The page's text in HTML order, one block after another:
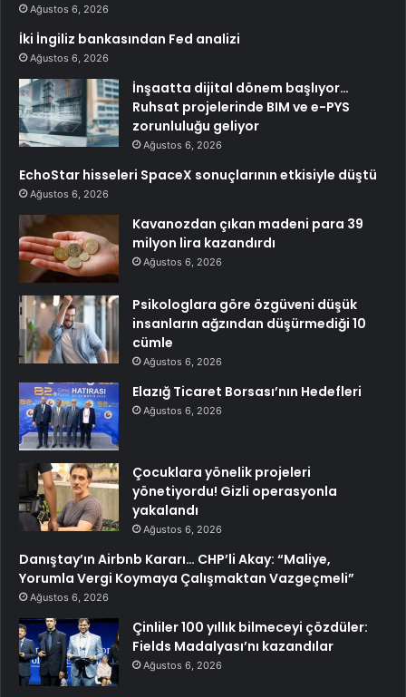
Ağustos 6, 2026
İki İngiliz bankasından Fed analizi
Ağustos 6, 2026
İnşaatta dijital dönem başlıyor…
Ruhsat projelerinde BIM ve e-PYS
zorunluluğu geliyor
Ağustos 6, 2026
EchoStar hisseleri SpaceX sonuçlarının etkisiyle düştü
Ağustos 6, 2026
Kavanozdan çıkan madeni para 39
milyon lira kazandırdı
Ağustos 6, 2026
Psikologlara göre özgüveni düşük
insanların ağzından düşürmediği 10
cümle
Ağustos 6, 2026
Elazığ Ticaret Borsası’nın Hedefleri
Ağustos 6, 2026
Çocuklara yönelik projeleri
yönetiyordu! Gizli operasyonla
yakalandı
Ağustos 6, 2026
Danıştay’ın Airbnb Kararı… CHP’li Akay: “Maliye,
Yorumla Vergi Koymaya Çalışmaktan Vazgeçmeli”
Ağustos 6, 2026
Çinliler 100 yıllık bilmeceyi çözdüler:
Fields Madalyası’nı kazandılar
Ağustos 6, 2026